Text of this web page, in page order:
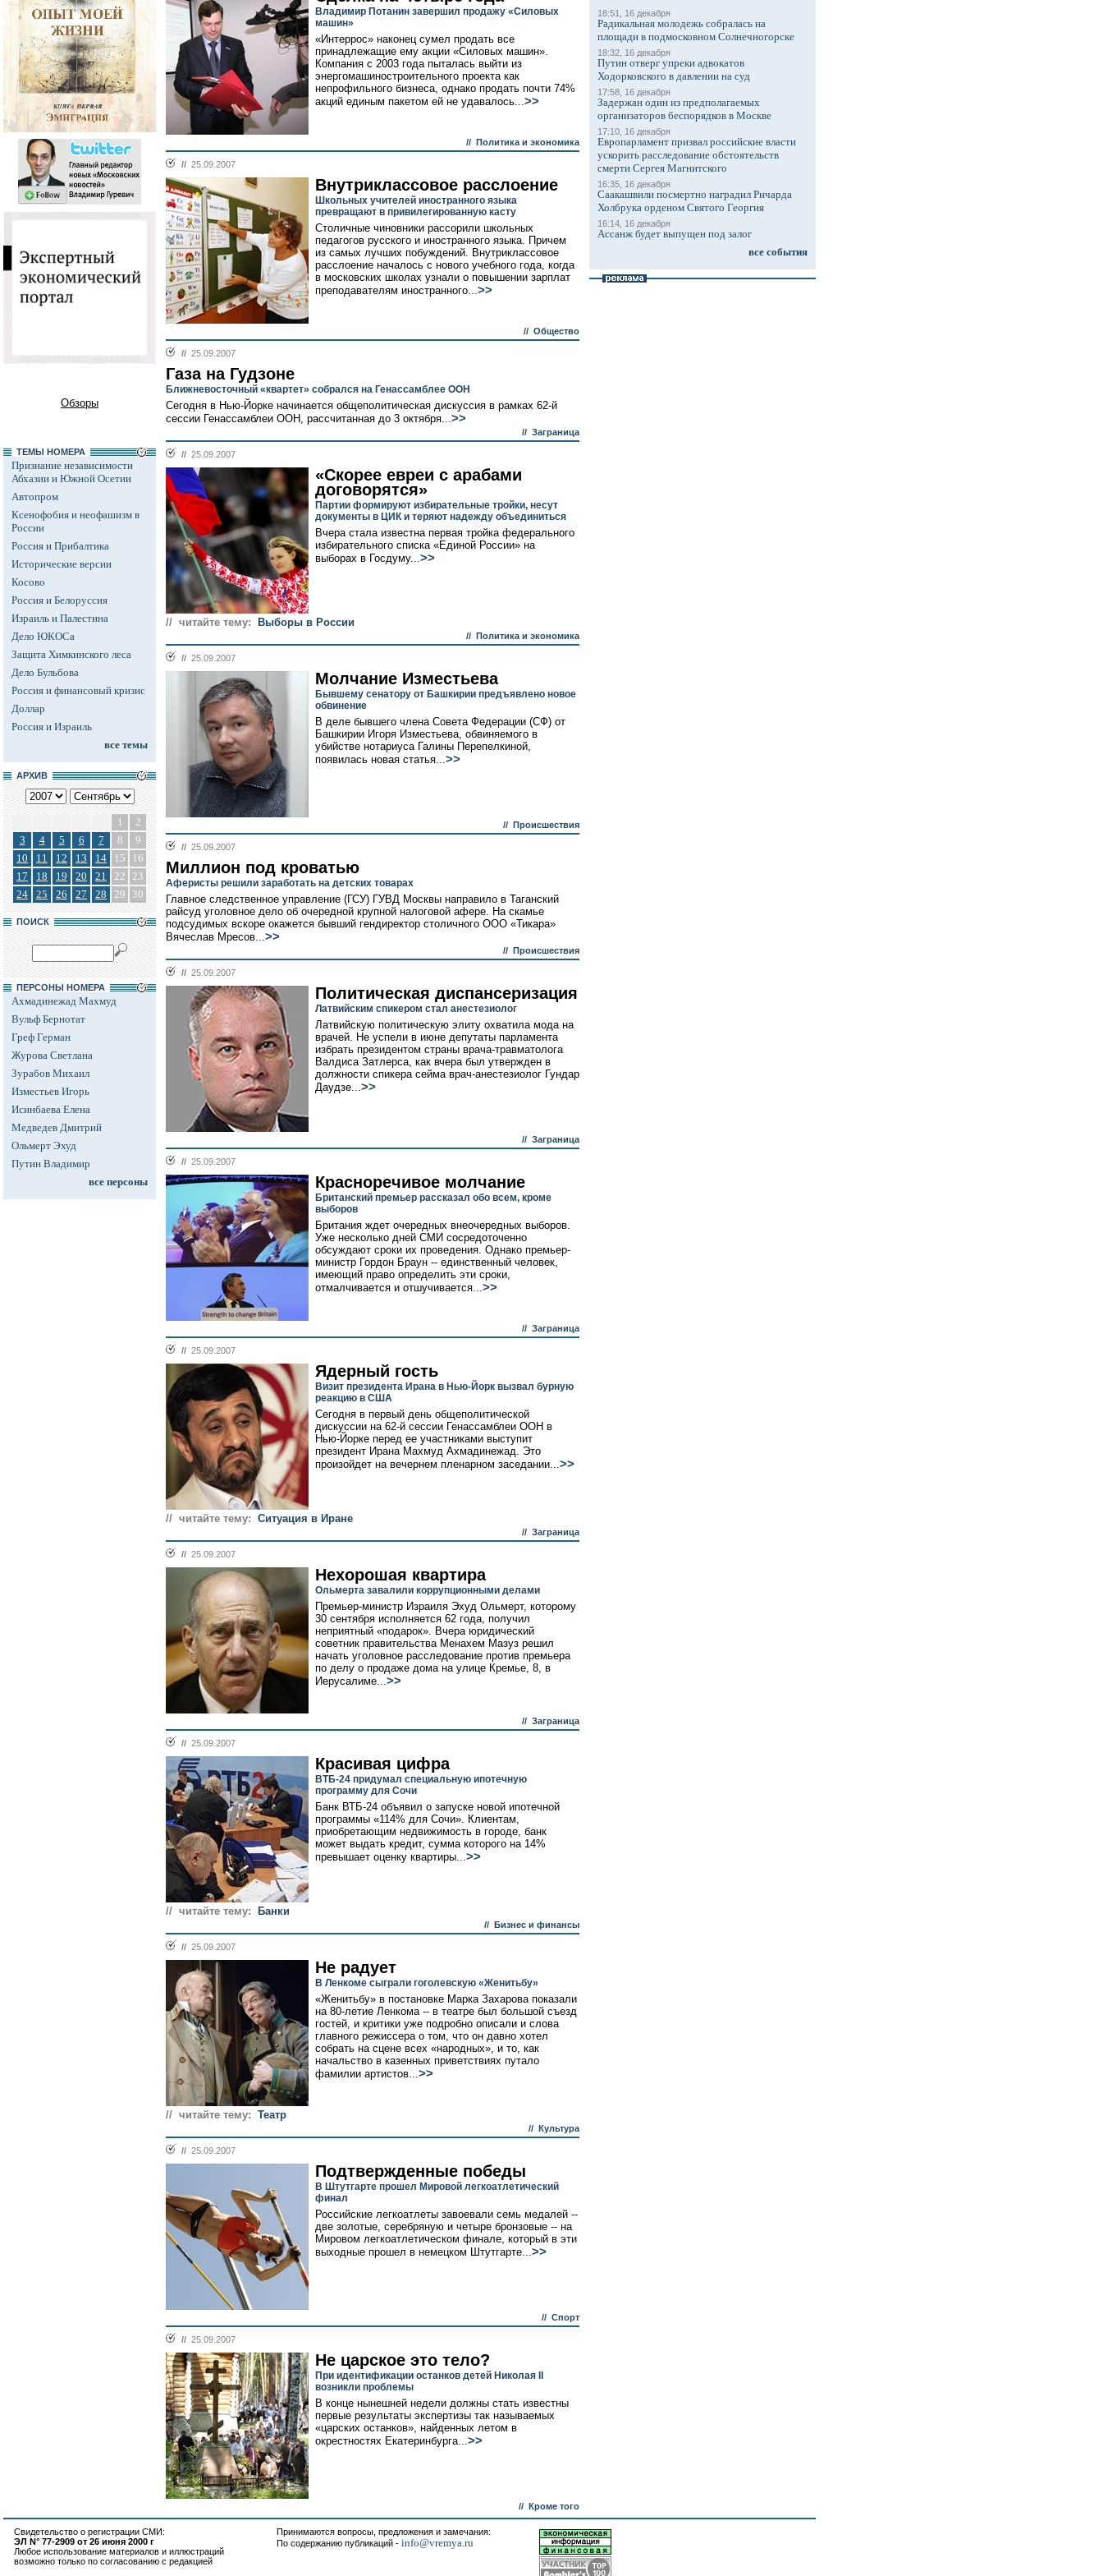
Обзоры
ТЕМЫ НОМЕРА
Признание независимости
Абхазии и Южной Осетии
Автопром
Ксенофобия и неофашизм в
России
Россия и Прибалтика
Исторические версии
Косово
Россия и Белоруссия
Израиль и Палестина
Дело ЮКОСа
Защита Химкинского леса
Дело Бульбова
Россия и финансовый кризис
Доллар
Россия и Израиль
все темы
АРХИВ
1
2
3
4 5 6 7 8
9
10
11 12 13 14 15
16
17
18 19 20 21 22 23
24
25 26 27 28 29 30
ПОИСК
ПЕРСОНЫ НОМЕРА
Ахмадинежад Махмуд
Вульф Бернотат
Греф Герман
Журова Светлана
Зурабов Михаил
Изместьев Игорь
Исинбаева Елена
Медведев Дмитрий
Ольмерт Эхуд
Путин Владимир
все персоны
Владимир Потанин завершил продажу «Силовых
машин»
«Интеррос» наконец сумел продать все
принадлежащие ему акции «Силовых машин».
Компания с 2003 года пыталась выйти из
энергомашиностроительного проекта как
непрофильного бизнеса, однако продать почти 74%
акций единым пакетом ей не удавалось...>>
// Политика и экономика
// 25.09.2007
Внутриклассовое расслоение
Школьных учителей иностранного языка
превращают в привилегированную касту
Столичные чиновники рассорили школьных
педагогов русского и иностранного языка. Причем
из самых лучших побуждений. Внутриклассовое
расслоение началось с нового учебного года, когда
в московских школах узнали о повышении зарплат
преподавателям иностранного...>>
// Общество
// 25.09.2007
Газа на Гудзоне
Ближневосточный «квартет» собрался на Генассамблее ООН
Сегодня в Нью-Йорке начинается общеполитическая дискуссия в рамках 62-й
сессии Генассамблеи ООН, рассчитанная до 3 октября...>>
// Заграница
// 25.09.2007
«Скорее евреи с арабами
договорятся»
Партии формируют избирательные тройки, несут
документы в ЦИК и теряют надежду объединиться
Вчера стала известна первая тройка федерального
избирательного списка «Единой России» на
выборах в Госдуму...>>
// читайте тему: Выборы в России
// Политика и экономика
// 25.09.2007
Молчание Изместьева
Бывшему сенатору от Башкирии предъявлено новое
обвинение
В деле бывшего члена Совета Федерации (СФ) от
Башкирии Игоря Изместьева, обвиняемого в
убийстве нотариуса Галины Перепелкиной,
появилась новая статья...>>
// Происшествия
// 25.09.2007
Миллион под кроватью
Аферисты решили заработать на детских товарах
Главное следственное управление (ГСУ) ГУВД Москвы направило в Таганский
райсуд уголовное дело об очередной крупной налоговой афере. На скамье
подсудимых вскоре окажется бывший гендиректор столичного ООО «Тикара»
Вячеслав Мресов...>>
// Происшествия
// 25.09.2007
Политическая диспансеризация
Латвийским спикером стал анестезиолог
Латвийскую политическую элиту охватила мода на
врачей. Не успели в июне депутаты парламента
избрать президентом страны врача-травматолога
Валдиса Затлерса, как вчера был утвержден в
должности спикера сейма врач-анестезиолог Гундар
Даудзе...>>
// Заграница
// 25.09.2007
Красноречивое молчание
Британский премьер рассказал обо всем, кроме
выборов
Британия ждет очередных внеочередных выборов.
Уже несколько дней СМИ сосредоточенно
обсуждают сроки их проведения. Однако премьер-
министр Гордон Браун -- единственный человек,
имеющий право определить эти сроки,
отмалчивается и отшучивается...>>
// Заграница
// 25.09.2007
Ядерный гость
Визит президента Ирана в Нью-Йорк вызвал бурную
реакцию в США
Сегодня в первый день общеполитической
дискуссии на 62-й сессии Генассамблеи ООН в
Нью-Йорке перед ее участниками выступит
президент Ирана Махмуд Ахмадинежад. Это
произойдет на вечернем пленарном заседании...>>
// читайте тему: Ситуация в Иране
// Заграница
// 25.09.2007
Нехорошая квартира
Ольмерта завалили коррупционными делами
Премьер-министр Израиля Эхуд Ольмерт, которому
30 сентября исполняется 62 года, получил
неприятный «подарок». Вчера юридический
советник правительства Менахем Мазуз решил
начать уголовное расследование против премьера
по делу о продаже дома на улице Кремье, 8, в
Иерусалиме...>>
// Заграница
// 25.09.2007
Красивая цифра
ВТБ-24 придумал специальную ипотечную
программу для Сочи
Банк ВТБ-24 объявил о запуске новой ипотечной
программы «114% для Сочи». Клиентам,
приобретающим недвижимость в городе, банк
может выдать кредит, сумма которого на 14%
превышает оценку квартиры...>>
// читайте тему: Банки
// Бизнес и финансы
// 25.09.2007
Не радует
В Ленкоме сыграли гоголевскую «Женитьбу»
«Женитьбу» в постановке Марка Захарова показали
на 80-летие Ленкома -- в театре был большой съезд
гостей, и критики уже подробно описали и слова
главного режиссера о том, что он давно хотел
собрать на сцене всех «народных», и то, как
начальство в казенных приветствиях путало
фамилии артистов...>>
// читайте тему: Театр
// Культура
// 25.09.2007
Подтвержденные победы
В Штутгарте прошел Мировой легкоатлетический
финал
Российские легкоатлеты завоевали семь медалей --
две золотые, серебряную и четыре бронзовые -- на
Мировом легкоатлетическом финале, который в эти
выходные прошел в немецком Штутгарте...>>
// Спорт
// 25.09.2007
Не царское это тело?
При идентификации останков детей Николая II
возникли проблемы
В конце нынешней недели должны стать известны
первые результаты экспертизы так называемых
«царских останков», найденных летом в
окрестностях Екатеринбурга...>>
// Кроме того
18:51, 16 декабря
Радикальная молодежь собралась на
площади в подмосковном Солнечногорске
18:32, 16 декабря
Путин отверг упреки адвокатов
Ходорковского в давлении на суд
17:58, 16 декабря
Задержан один из предполагаемых
организаторов беспорядков в Москве
17:10, 16 декабря
Европарламент призвал российские власти
ускорить расследование обстоятельств
смерти Сергея Магнитского
16:35, 16 декабря
Саакашвили посмертно наградил Ричарда
Холбрука орденом Святого Георгия
16:14, 16 декабря
Ассанж будет выпущен под залог
все события
Свидетельство о регистрации СМИ:
ЭЛ N° 77-2909 от 26 июня 2000 г
Любое использование материалов и иллюстраций
возможно только по согласованию с редакцией
Принимаются вопросы, предложения и замечания:
По содержанию публикаций - info@vremya.ru